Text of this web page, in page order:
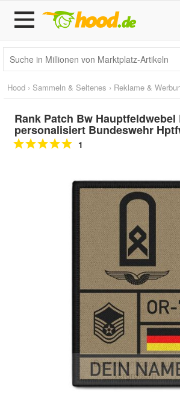
Hood › Sammeln & Seltenes › Reklame &
Rank Patch Bw
personalisiert Bundeswehr
1
Doppelt antippen zum
vergrößern